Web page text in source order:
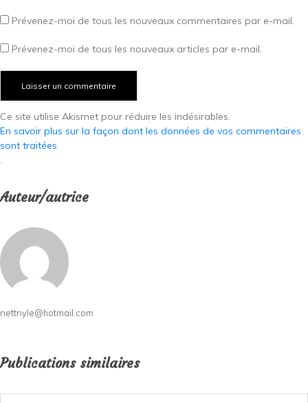
Prévenez-moi de tous les nouveaux commentaires par e-mail.
Prévenez-moi de tous les nouveaux articles par e-mail.
Ce site utilise Akismet pour réduire les indésirables.
En savoir plus sur la façon dont les données de vos commentaires
sont traitées
.
Auteur/autrice
nettnyle@hotmail.com
Publications similaires